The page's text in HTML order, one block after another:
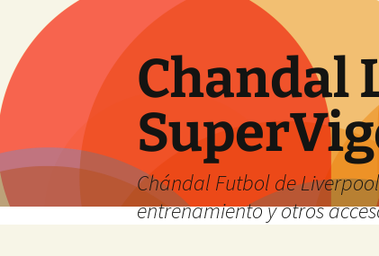
Chandal
Chándal Futbol de
entrenamiento y otros